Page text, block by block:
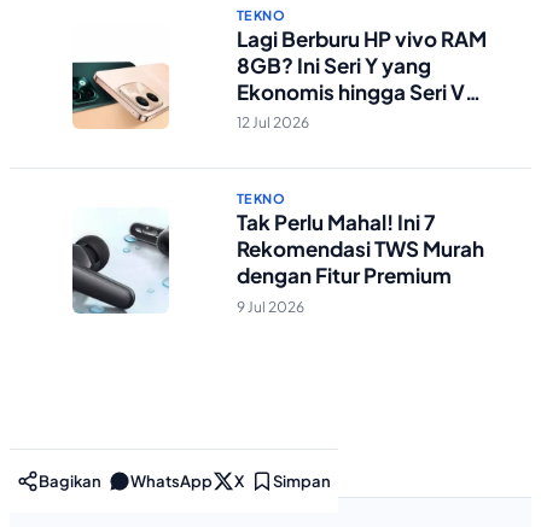
TEKNO
Lagi Berburu HP vivo RAM
8GB? Ini Seri Y yang
Ekonomis hingga Seri V
Berstandar Militer!
12 Jul 2026
TEKNO
Tak Perlu Mahal! Ini 7
Rekomendasi TWS Murah
dengan Fitur Premium
9 Jul 2026
Bagikan WhatsApp X Simpan